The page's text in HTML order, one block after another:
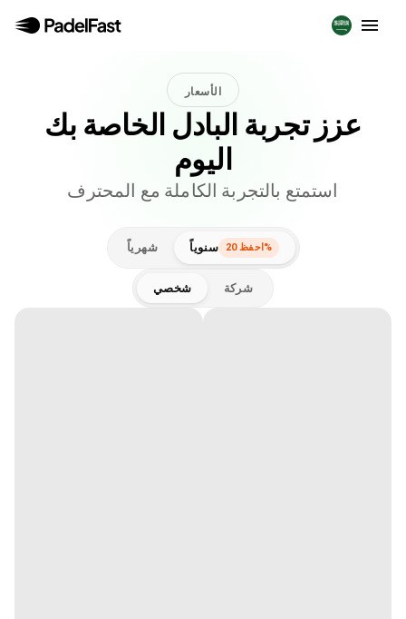
الأسعار
عزز تجربة البادل الخاصة بك
اليوم
استمتع بالتجربة الكاملة مع المحترف
شهرياً سنوياً احفظ 20%
شخصي شركة